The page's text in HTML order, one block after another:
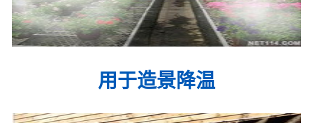
用于造景降温